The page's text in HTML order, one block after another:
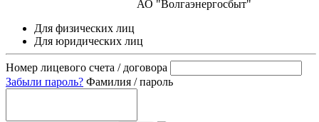
АО "Волгаэнергосбыт"
Для физических лиц
Для юридических лиц
Номер лицевого счета / договора
Забыли пароль? Фамилия / пароль